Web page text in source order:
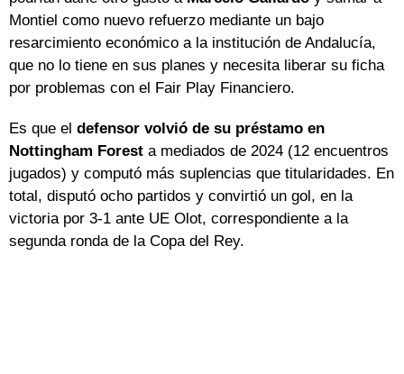
Montiel como nuevo refuerzo mediante un bajo
resarcimiento económico a la institución de Andalucía,
que no lo tiene en sus planes y necesita liberar su ficha
por problemas con el Fair Play Financiero.
Es que el defensor volvió de su préstamo en
Nottingham Forest a mediados de 2024 (12 encuentros
jugados) y computó más suplencias que titularidades. En
total, disputó ocho partidos y convirtió un gol, en la
victoria por 3-1 ante UE Olot, correspondiente a la
segunda ronda de la Copa del Rey.